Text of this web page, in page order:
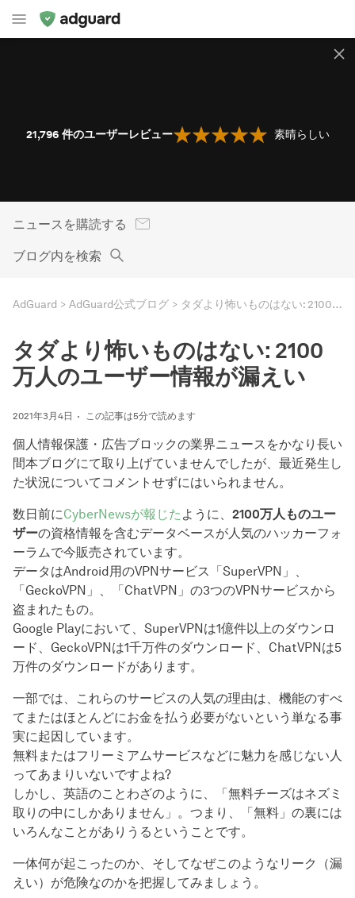
21,796 件のユーザーレビュー 素晴らしい
ニュースを購読する
ブログ内を検索
AdGuard AdGuard公式ブログ タダより怖いものはない: 2100万人のユーザー情報が漏えい
タダより怖いものはない: 2100
万人のユーザー情報が漏えい
2021年3月4日 この記事は5分で読めます
個人情報保護・広告ブロックの業界ニュースをかなり長い
間本ブログにて取り上げていませんでしたが、最近発生し
た状況についてコメントせずにはいられません。
数日前にCyberNewsが報じた ように、 2100万人ものユー
ザーの資格情報を含むデータベースが人気のハッカーフォ
ーラムで今販売されています。
データはAndroid用のVPNサービス「SuperVPN」、
「GeckoVPN」、「ChatVPN」の3つのVPNサービスから
盗まれたもの。
Google Playにおいて、SuperVPNは1億件以上のダウンロ
ード、GeckoVPNは1千万件のダウンロード、ChatVPNは5
万件のダウンロードがあります。
一部では、これらのサービスの人気の理由は、機能のすべ
てまたはほとんどにお金を払う必要がないという単なる事
実に起因しています。
無料またはフリーミアムサービスなどに魅力を感じない人
ってあまりいないですよね?
しかし、英語のことわざのように、「無料チーズはネズミ
取りの中にしかありません」。つまり、「無料」の裏には
いろんなことがありうるということです。
一体何が起こったのか、そしてなぜこのようなリーク（漏
えい）が危険なのかを把握してみましょう。